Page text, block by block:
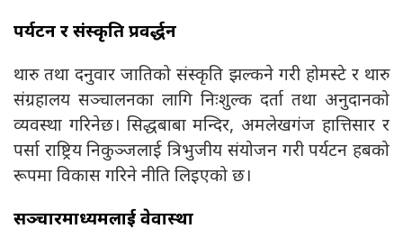
पर्यटन र संस्कृति प्रवर्द्धन
थारु तथा दनुवार जातिको संस्कृति झल्कने गरी होमस्टे र थारु
संग्रहालय सञ्चालनका लागि निःशुल्क दर्ता तथा अनुदानको
व्यवस्था गरिनेछ। सिद्धबाबा मन्दिर, अमलेखगंज हात्तिसार र
पर्सा राष्ट्रिय निकुञ्जलाई त्रिभुजीय संयोजन गरी पर्यटन हबको
रूपमा विकास गरिने नीति लिइएको छ।
सञ्चारमाध्यमलाई वेवास्था